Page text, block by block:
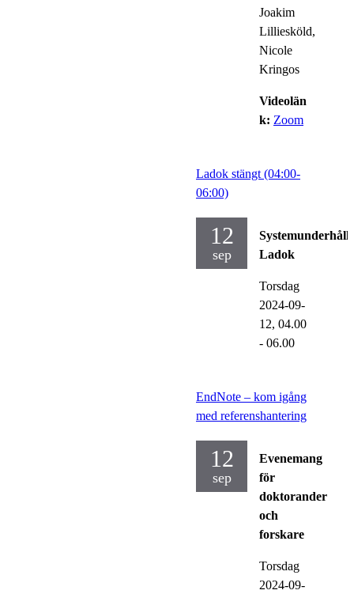
Joakim
Lilliesköld,
Nicole
Kringos
Videolän
k: Zoom
Ladok stängt (04:00-
06:00)
12
sep
Systemunderhåll
Ladok
Torsdag
2024-09-
12, 04.00
- 06.00
EndNote – kom igång
med referenshantering
12
sep
Evenemang
för
doktorander
och
forskare
Torsdag
2024-09-